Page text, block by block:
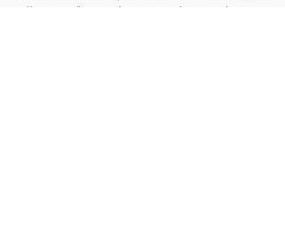
d´amore” que tiene comienzo al